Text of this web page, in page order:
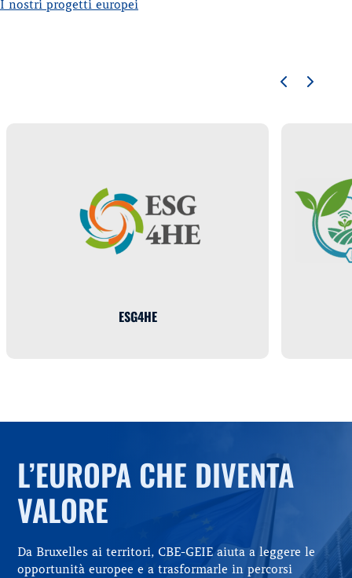
I nostri progetti europei
ESG4HE
L’EUROPA CHE DIVENTA
VALORE
Da Bruxelles ai territori, CBE-GEIE aiuta a leggere le
opportunità europee e a trasformarle in percorsi